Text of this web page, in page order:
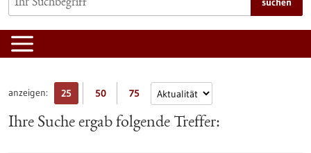
anzeigen: 25 50 75
Ihre Suche ergab folgende Treffer: